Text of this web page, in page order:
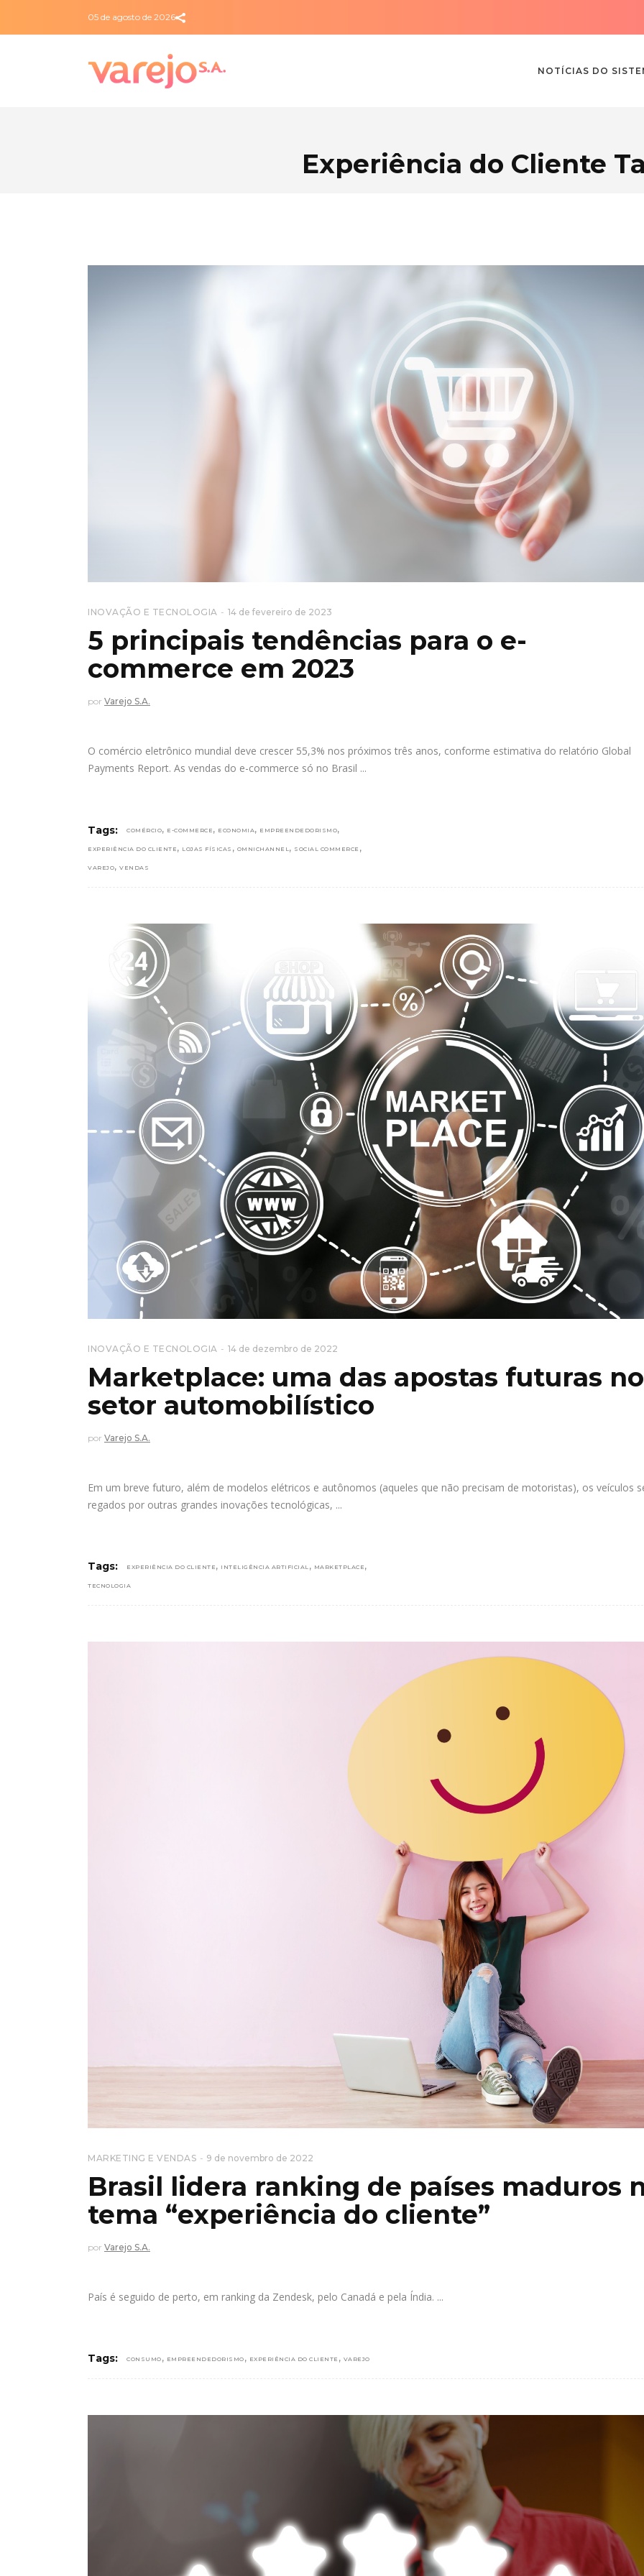
05 de agosto de 2026
NOTÍCIAS DO
Experiência do Cliente
INOVAÇÃO E TECNOLOGIA 14 de fevereiro de 2023
5 principais tendências para o e-
commerce em 2023
por Varejo S.A.
O comércio eletrônico mundial deve crescer 55,3% nos próximos três anos, conforme estimativa do relatório Global
Payments Report. As vendas do e-commerce só no Brasil
Tags: COMÉRCIO, E-COMMERCE , ECONOMIA, EMPREENDEDORISMO,
EXPERIÊNCIA DO CLIENTE , LOJAS FÍSICAS , OMNICHANNEL, SOCIAL COMMERCE ,
VAREJO, VENDAS
INOVAÇÃO E TECNOLOGIA 14 de dezembro de 2022
Marketplace: uma das apostas futuras no
setor automobilístico
por Varejo S.A.
Em um breve futuro, além de modelos elétricos e autônomos (aqueles que não precisam de motoristas), os veículos
regados por outras grandes inovações tecnológicas,
Tags: EXPERIÊNCIA DO CLIENTE , INTELIGÊNCIA ARTIFICIAL , MARKETPLACE ,
TECNOLOGIA
MARKETING E VENDAS 9 de novembro de 2022
Brasil lidera ranking de países maduros
tema “experiência do cliente”
por Varejo S.A.
País é seguido de perto, em ranking da Zendesk, pelo Canadá e pela Índia.
Tags: CONSUMO , EMPREENDEDORISMO , EXPERIÊNCIA DO CLIENTE , VAREJO